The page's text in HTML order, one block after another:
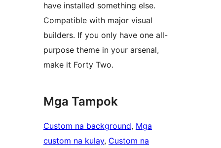
have installed something else.
Compatible with major visual
builders. If you only have one all-
purpose theme in your arsenal,
make it Forty Two.
Mga Tampok
Custom na background, Mga
custom na kulay, Custom na